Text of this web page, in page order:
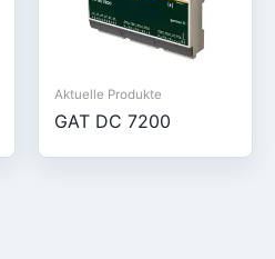
Aktuelle Produkte
GAT DC 7200